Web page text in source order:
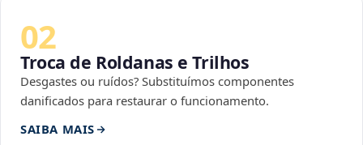
02
Troca de Roldanas e Trilhos
Desgastes ou ruídos? Substituímos componentes
danificados para restaurar o funcionamento.
SAIBA MAIS